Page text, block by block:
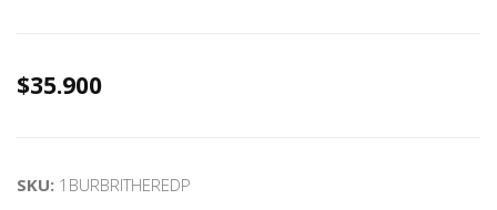
$35.900
SKU: 1BURBRITHEREDP